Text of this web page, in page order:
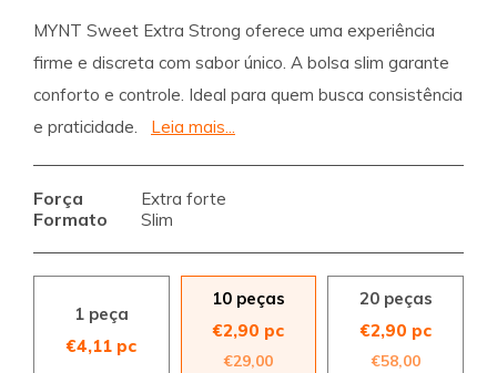
MYNT Sweet Extra Strong oferece uma experiência
firme e discreta com sabor único. A bolsa slim garante
conforto e controle. Ideal para quem busca consistência
e praticidade.
Leia mais...
Força Extra forte
Formato Slim
1 peça
€4,11 pc
10 peças
€2,90 pc
€29,00
20 peças
€2,90 pc
€58,00